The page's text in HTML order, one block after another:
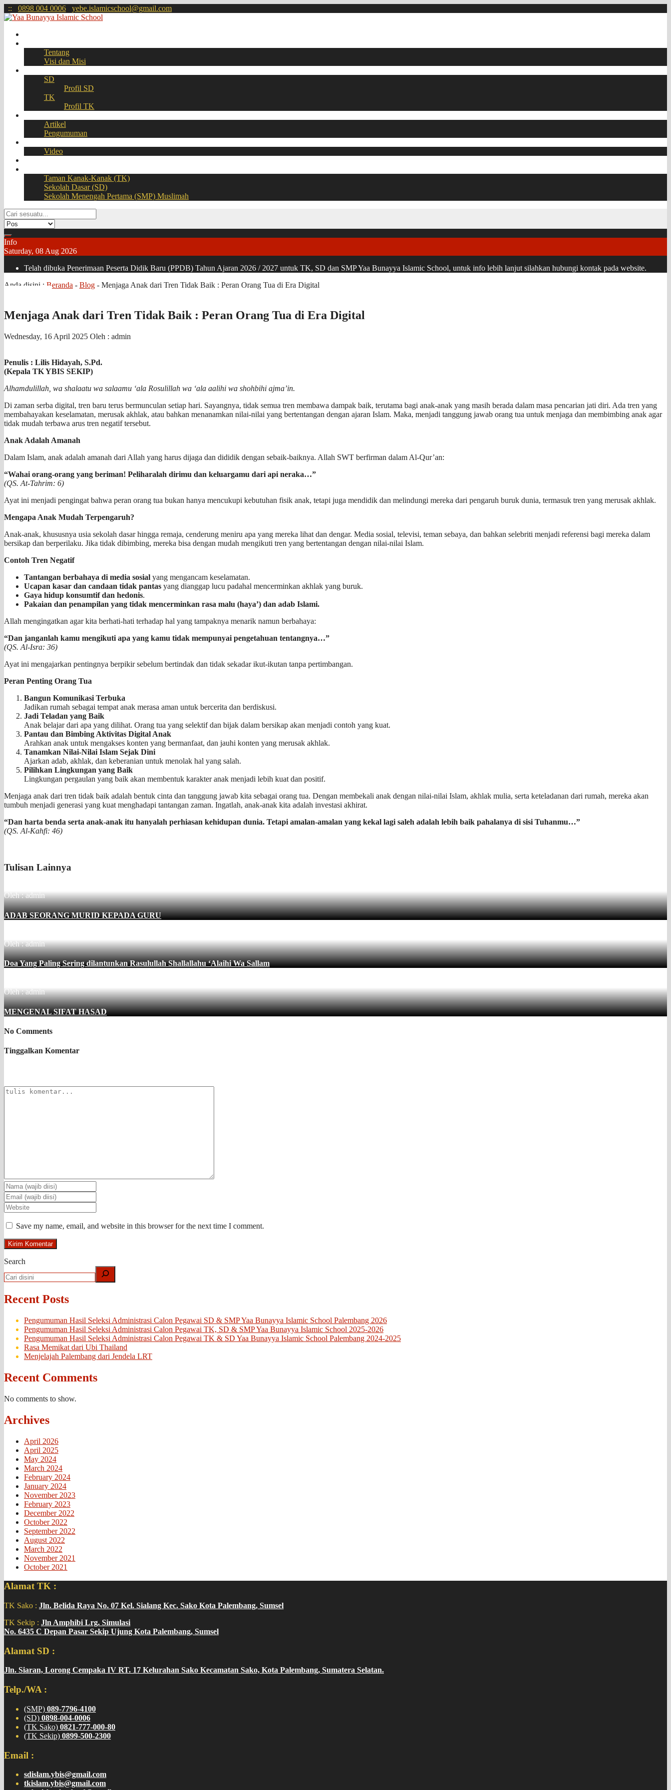
:: 0898 004 0006 yebe.islamicschool@gmail.com
Tentang
Visi dan Misi
SD
Profil SD
TK
Profil TK
Artikel
Pengumuman
Video
Taman Kanak-Kanak (TK)
Sekolah Dasar (SD)
Sekolah Menengah Pertama (SMP) Muslimah
Info
Saturday, 08 Aug 2026
Telah dibuka Penerimaan Peserta Didik Baru (PPDB) Tahun Ajaran 2026 / 2027 untuk TK, SD dan SMP Yaa Bunayya Islamic School, untuk info lebih lanjut silahkan hubungi kontak pada website.
Anda disini : Beranda - Blog - Menjaga Anak dari Tren Tidak Baik : Peran Orang Tua di Era Digital
Menjaga Anak dari Tren Tidak Baik : Peran Orang Tua di Era Digital
Wednesday, 16 April 2025 Oleh : admin
Penulis : Lilis Hidayah, S.Pd.
(Kepala TK YBIS SEKIP)
Alhamdulillah, wa shalaatu wa salaamu ‘ala Rosulillah wa ‘ala aalihi wa shohbihi ajma’in.
Di zaman serba digital, tren baru terus bermunculan setiap hari. Sayangnya, tidak semua tren membawa dampak baik, terutama bagi anak-anak yang masih berada dalam masa pencarian jati diri. Ada tren yang
membahayakan keselamatan, merusak akhlak, atau bahkan menanamkan nilai-nilai yang bertentangan dengan ajaran Islam. Maka, menjadi tanggung jawab orang tua untuk menjaga dan membimbing anak agar
tidak mudah terbawa arus tren negatif tersebut.
Anak Adalah Amanah
Dalam Islam, anak adalah amanah dari Allah yang harus dijaga dan dididik dengan sebaik-baiknya. Allah SWT berfirman dalam Al-Qur’an:
“Wahai orang-orang yang beriman! Peliharalah dirimu dan keluargamu dari api neraka…”
(QS. At-Tahrim: 6)
Ayat ini menjadi pengingat bahwa peran orang tua bukan hanya mencukupi kebutuhan fisik anak, tetapi juga mendidik dan melindungi mereka dari pengaruh buruk dunia, termasuk tren yang merusak akhlak.
Mengapa Anak Mudah Terpengaruh?
Anak-anak, khususnya usia sekolah dasar hingga remaja, cenderung meniru apa yang mereka lihat dan dengar. Media sosial, televisi, teman sebaya, dan bahkan selebriti menjadi referensi bagi mereka dalam
bersikap dan berperilaku. Jika tidak dibimbing, mereka bisa dengan mudah mengikuti tren yang bertentangan dengan nilai-nilai Islam.
Contoh Tren Negatif
Tantangan berbahaya di media sosial yang mengancam keselamatan.
Ucapan kasar dan candaan tidak pantas yang dianggap lucu padahal mencerminkan akhlak yang buruk.
Gaya hidup konsumtif dan hedonis.
Pakaian dan penampilan yang tidak mencerminkan rasa malu (haya’) dan adab Islami.
Allah mengingatkan agar kita berhati-hati terhadap hal yang tampaknya menarik namun berbahaya:
“Dan janganlah kamu mengikuti apa yang kamu tidak mempunyai pengetahuan tentangnya…”
(QS. Al-Isra: 36)
Ayat ini mengajarkan pentingnya berpikir sebelum bertindak dan tidak sekadar ikut-ikutan tanpa pertimbangan.
Peran Penting Orang Tua
Bangun Komunikasi Terbuka
Jadikan rumah sebagai tempat anak merasa aman untuk bercerita dan berdiskusi.
Jadi Teladan yang Baik
Anak belajar dari apa yang dilihat. Orang tua yang selektif dan bijak dalam bersikap akan menjadi contoh yang kuat.
Pantau dan Bimbing Aktivitas Digital Anak
Arahkan anak untuk mengakses konten yang bermanfaat, dan jauhi konten yang merusak akhlak.
Tanamkan Nilai-Nilai Islam Sejak Dini
Ajarkan adab, akhlak, dan keberanian untuk menolak hal yang salah.
Pilihkan Lingkungan yang Baik
Lingkungan pergaulan yang baik akan membentuk karakter anak menjadi lebih kuat dan positif.
Menjaga anak dari tren tidak baik adalah bentuk cinta dan tanggung jawab kita sebagai orang tua. Dengan membekali anak dengan nilai-nilai Islam, akhlak mulia, serta keteladanan dari rumah, mereka akan
tumbuh menjadi generasi yang kuat menghadapi tantangan zaman. Ingatlah, anak-anak kita adalah investasi akhirat.
“Dan harta benda serta anak-anak itu hanyalah perhiasan kehidupan dunia. Tetapi amalan-amalan yang kekal lagi saleh adalah lebih baik pahalanya di sisi Tuhanmu…”
(QS. Al-Kahfi: 46)
Tulisan Lainnya
Oleh : admin
ADAB SEORANG MURID KEPADA GURU
Oleh : admin
Doa Yang Paling Sering dilantunkan Rasulullah Shallallahu ‘Alaihi Wa Sallam
Oleh : admin
MENGENAL SIFAT HASAD
No Comments
Tinggalkan Komentar
Save my name, email, and website in this browser for the next time I comment.
Search
Recent Posts
Pengumuman Hasil Seleksi Administrasi Calon Pegawai SD & SMP Yaa Bunayya Islamic School Palembang 2026
Pengumuman Hasil Seleksi Administrasi Calon Pegawai TK, SD & SMP Yaa Bunayya Islamic School 2025-2026
Pengumuman Hasil Seleksi Administrasi Calon Pegawai TK & SD Yaa Bunayya Islamic School Palembang 2024-2025
Rasa Memikat dari Ubi Thailand
Menjelajah Palembang dari Jendela LRT
Recent Comments
No comments to show.
Archives
April 2026
April 2025
May 2024
March 2024
February 2024
January 2024
November 2023
February 2023
December 2022
October 2022
September 2022
August 2022
March 2022
November 2021
October 2021
Alamat TK :
TK Sako : Jln. Belida Raya No. 07 Kel. Sialang Kec. Sako Kota Palembang, Sumsel
TK Sekip : Jln Amphibi Lrg. Simulasi
No. 6435 C Depan Pasar Sekip Ujung Kota Palembang, Sumsel
Alamat SD :
Jln. Siaran, Lorong Cempaka IV RT. 17 Kelurahan Sako Kecamatan Sako, Kota Palembang, Sumatera Selatan.
Telp./WA :
(SMP) 089-7796-4100
(SD) 0898-004-0006
(TK Sako) 0821-777-000-80
(TK Sekip) 0899-500-2300
Email :
sdislam.ybis@gmail.com
tkislam.ybis@gmail.com